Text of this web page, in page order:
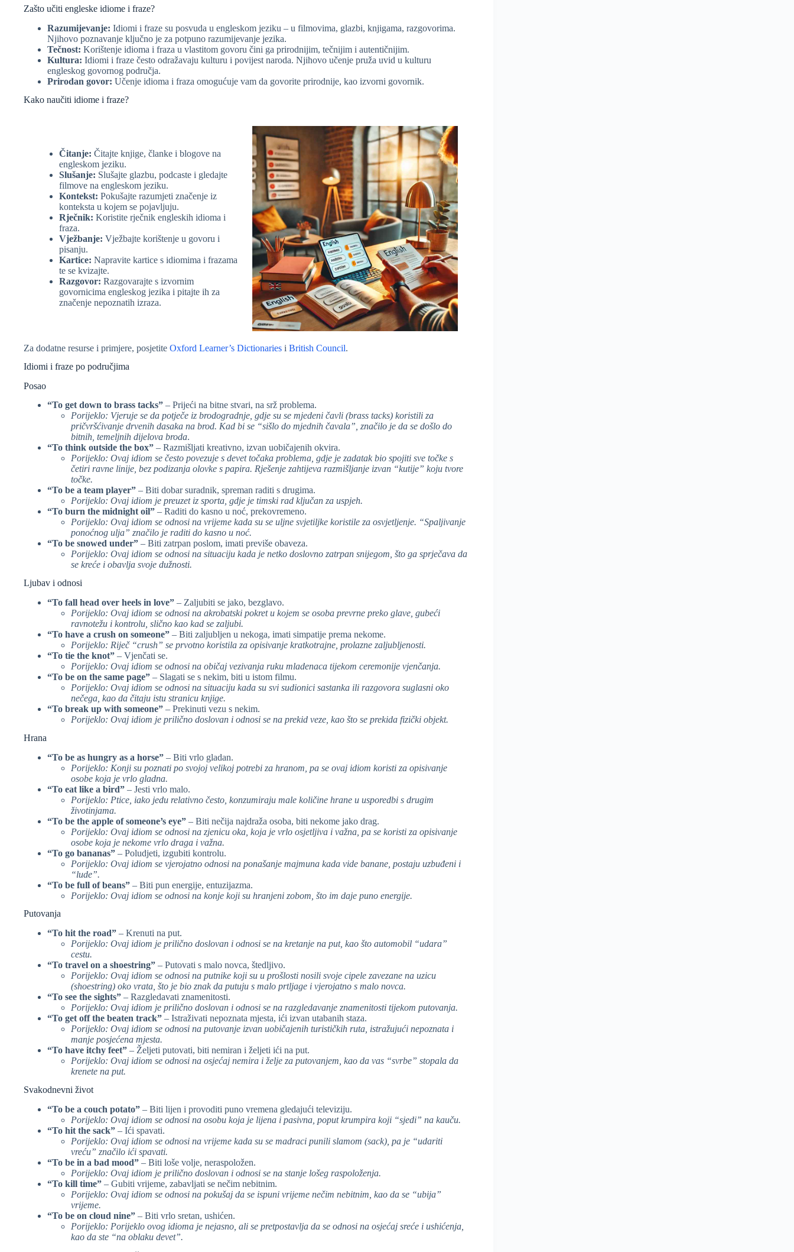
Zašto učiti engleske idiome i fraze?
Razumijevanje: Idiomi i fraze su posvuda u engleskom jeziku – u filmovima, glazbi, knjigama, razgovorima.
Njihovo poznavanje ključno je za potpuno razumijevanje jezika.
Tečnost: Korištenje idioma i fraza u vlastitom govoru čini ga prirodnijim, tečnijim i autentičnijim.
Kultura: Idiomi i fraze često odražavaju kulturu i povijest naroda. Njihovo učenje pruža uvid u kulturu
engleskog govornog područja.
Prirodan govor: Učenje idioma i fraza omogućuje vam da govorite prirodnije, kao izvorni govornik.
Kako naučiti idiome i fraze?
Čitanje: Čitajte knjige, članke i blogove na
engleskom jeziku.
Slušanje: Slušajte glazbu, podcaste i gledajte
filmove na engleskom jeziku.
Kontekst: Pokušajte razumjeti značenje iz
konteksta u kojem se pojavljuju.
Rječnik: Koristite rječnik engleskih idioma i
fraza.
Vježbanje: Vježbajte korištenje u govoru i
pisanju.
Kartice: Napravite kartice s idiomima i frazama
te se kvizajte.
Razgovor: Razgovarajte s izvornim
govornicima engleskog jezika i pitajte ih za
značenje nepoznatih izraza.
Za dodatne resurse i primjere, posjetite Oxford Learner’s Dictionaries i British Council.
Idiomi i fraze po područjima
Posao
“To get down to brass tacks” – Prijeći na bitne stvari, na srž problema.
Porijeklo: Vjeruje se da potječe iz brodogradnje, gdje su se mjedeni čavli (brass tacks) koristili za
pričvršćivanje drvenih dasaka na brod. Kad bi se “sišlo do mjednih čavala”, značilo je da se došlo do
bitnih, temeljnih dijelova broda.
“To think outside the box” – Razmišljati kreativno, izvan uobičajenih okvira.
Porijeklo: Ovaj idiom se često povezuje s devet točaka problema, gdje je zadatak bio spojiti sve točke s
četiri ravne linije, bez podizanja olovke s papira. Rješenje zahtijeva razmišljanje izvan “kutije” koju tvore
točke.
“To be a team player” – Biti dobar suradnik, spreman raditi s drugima.
Porijeklo: Ovaj idiom je preuzet iz sporta, gdje je timski rad ključan za uspjeh.
“To burn the midnight oil” – Raditi do kasno u noć, prekovremeno.
Porijeklo: Ovaj idiom se odnosi na vrijeme kada su se uljne svjetiljke koristile za osvjetljenje. “Spaljivanje
ponoćnog ulja” značilo je raditi do kasno u noć.
“To be snowed under” – Biti zatrpan poslom, imati previše obaveza.
Porijeklo: Ovaj idiom se odnosi na situaciju kada je netko doslovno zatrpan snijegom, što ga sprječava da
se kreće i obavlja svoje dužnosti.
Ljubav i odnosi
“To fall head over heels in love” – Zaljubiti se jako, bezglavo.
Porijeklo: Ovaj idiom se odnosi na akrobatski pokret u kojem se osoba prevrne preko glave, gubeći
ravnotežu i kontrolu, slično kao kad se zaljubi.
“To have a crush on someone” – Biti zaljubljen u nekoga, imati simpatije prema nekome.
Porijeklo: Riječ “crush” se prvotno koristila za opisivanje kratkotrajne, prolazne zaljubljenosti.
“To tie the knot” – Vjenčati se.
Porijeklo: Ovaj idiom se odnosi na običaj vezivanja ruku mladenaca tijekom ceremonije vjenčanja.
“To be on the same page” – Slagati se s nekim, biti u istom filmu.
Porijeklo: Ovaj idiom se odnosi na situaciju kada su svi sudionici sastanka ili razgovora suglasni oko
nečega, kao da čitaju istu stranicu knjige.
“To break up with someone” – Prekinuti vezu s nekim.
Porijeklo: Ovaj idiom je prilično doslovan i odnosi se na prekid veze, kao što se prekida fizički objekt.
Hrana
“To be as hungry as a horse” – Biti vrlo gladan.
Porijeklo: Konji su poznati po svojoj velikoj potrebi za hranom, pa se ovaj idiom koristi za opisivanje
osobe koja je vrlo gladna.
“To eat like a bird” – Jesti vrlo malo.
Porijeklo: Ptice, iako jedu relativno često, konzumiraju male količine hrane u usporedbi s drugim
životinjama.
“To be the apple of someone’s eye” – Biti nečija najdraža osoba, biti nekome jako drag.
Porijeklo: Ovaj idiom se odnosi na zjenicu oka, koja je vrlo osjetljiva i važna, pa se koristi za opisivanje
osobe koja je nekome vrlo draga i važna.
“To go bananas” – Poludjeti, izgubiti kontrolu.
Porijeklo: Ovaj idiom se vjerojatno odnosi na ponašanje majmuna kada vide banane, postaju uzbuđeni i
“lude”.
“To be full of beans” – Biti pun energije, entuzijazma.
Porijeklo: Ovaj idiom se odnosi na konje koji su hranjeni zobom, što im daje puno energije.
Putovanja
“To hit the road” – Krenuti na put.
Porijeklo: Ovaj idiom je prilično doslovan i odnosi se na kretanje na put, kao što automobil “udara”
cestu.
“To travel on a shoestring” – Putovati s malo novca, štedljivo.
Porijeklo: Ovaj idiom se odnosi na putnike koji su u prošlosti nosili svoje cipele zavezane na uzicu
(shoestring) oko vrata, što je bio znak da putuju s malo prtljage i vjerojatno s malo novca.
“To see the sights” – Razgledavati znamenitosti.
Porijeklo: Ovaj idiom je prilično doslovan i odnosi se na razgledavanje znamenitosti tijekom putovanja.
“To get off the beaten track” – Istraživati nepoznata mjesta, ići izvan utabanih staza.
Porijeklo: Ovaj idiom se odnosi na putovanje izvan uobičajenih turističkih ruta, istražujući nepoznata i
manje posjećena mjesta.
“To have itchy feet” – Željeti putovati, biti nemiran i željeti ići na put.
Porijeklo: Ovaj idiom se odnosi na osjećaj nemira i želje za putovanjem, kao da vas “svrbe” stopala da
krenete na put.
Svakodnevni život
“To be a couch potato” – Biti lijen i provoditi puno vremena gledajući televiziju.
Porijeklo: Ovaj idiom se odnosi na osobu koja je lijena i pasivna, poput krumpira koji “sjedi” na kauču.
“To hit the sack” – Ići spavati.
Porijeklo: Ovaj idiom se odnosi na vrijeme kada su se madraci punili slamom (sack), pa je “udariti
vreću” značilo ići spavati.
“To be in a bad mood” – Biti loše volje, neraspoložen.
Porijeklo: Ovaj idiom je prilično doslovan i odnosi se na stanje lošeg raspoloženja.
“To kill time” – Gubiti vrijeme, zabavljati se nečim nebitnim.
Porijeklo: Ovaj idiom se odnosi na pokušaj da se ispuni vrijeme nečim nebitnim, kao da se “ubija”
vrijeme.
“To be on cloud nine” – Biti vrlo sretan, ushićen.
Porijeklo: Porijeklo ovog idioma je nejasno, ali se pretpostavlja da se odnosi na osjećaj sreće i ushićenja,
kao da ste “na oblaku devet”.